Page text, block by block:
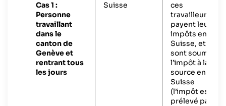
Cas 1 :
Personne
travaillant
dans le
canton de
Genève et
rentrant tous
les jours
Suisse
ces
travailleurs
payent leurs
impôts en
Suisse, et
sont soumis à
l’impôt à la
source en
Suisse
(l’impôt est
prélevé par